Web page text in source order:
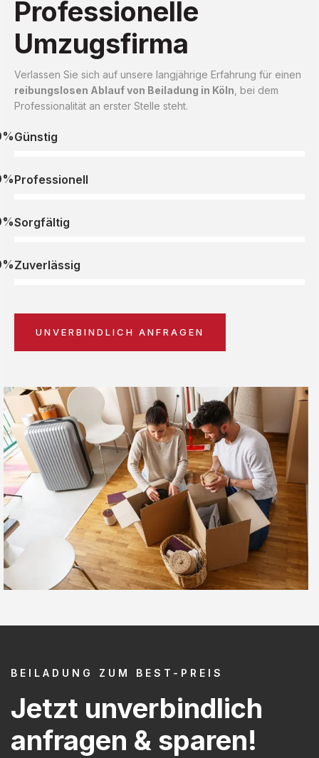
Professionelle
Umzugsfirma
Verlassen Sie sich auf unsere langjährige Erfahrung für einen
reibungslosen Ablauf von Beiladung in Köln , bei dem
Professionalität an erster Stelle steht.
Günstig
Professionell
Sorgfältig
Zuverlässig
UNVERBINDLICH ANFRAGEN
BEILADUNG ZUM BEST-PREIS
Jetzt unverbindlich
anfragen & sparen!